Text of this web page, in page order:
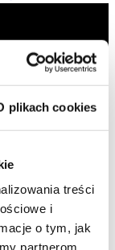
plikach cookies
treści
i
o tym, jak
partnerom